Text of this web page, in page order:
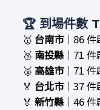
🏆 到場件數
🥇 台南市｜86 件
🥈 南投縣｜71 件
🥉 高雄市｜71 件
🏅 台北市｜37 件
🏅 新竹縣｜46 件